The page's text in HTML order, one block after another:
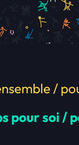
/
pour soi /